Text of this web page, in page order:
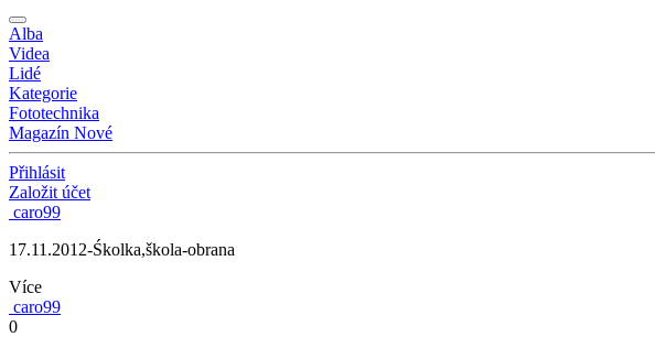
Alba
Videa
Lidé
Kategorie
Fototechnika
Magazín Nové
Přihlásit
Založit účet
caro99
17.11.2012-Śkolka,škola-obrana
Více
caro99
0